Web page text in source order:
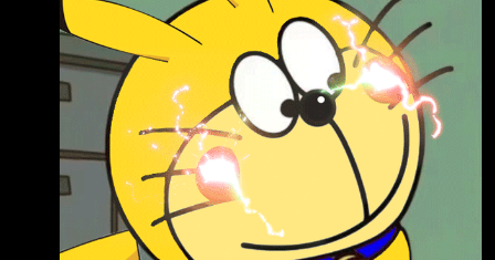
國營吃的死死的 不要再focus小組長會議去哪或
幾天幾夜了 --